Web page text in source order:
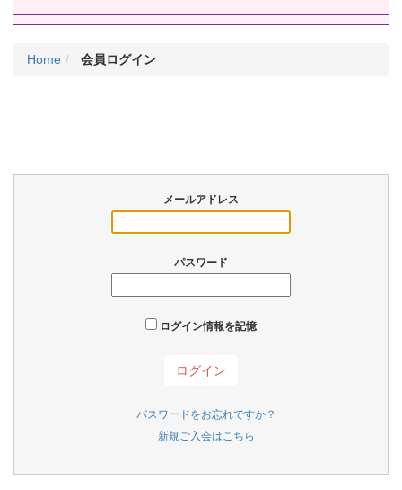
Home 会員ログイン
メールアドレス
パスワード
ログイン情報を記憶
パスワードをお忘れですか？
新規ご入会はこちら